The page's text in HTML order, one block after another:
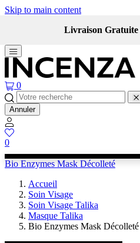
Skip to main content
Livraison Gratuite
0
Annuler
0
Bio Enzymes Mask Décolleté
Accueil
Soin Visage
Soin Visage Talika
Masque Talika
Bio Enzymes Mask Décolleté